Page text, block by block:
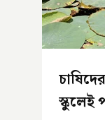
স্কুলেই